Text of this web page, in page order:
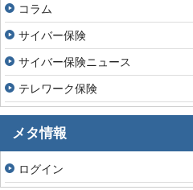
コラム
サイバー保険
サイバー保険ニュース
テレワーク保険
メタ情報
ログイン